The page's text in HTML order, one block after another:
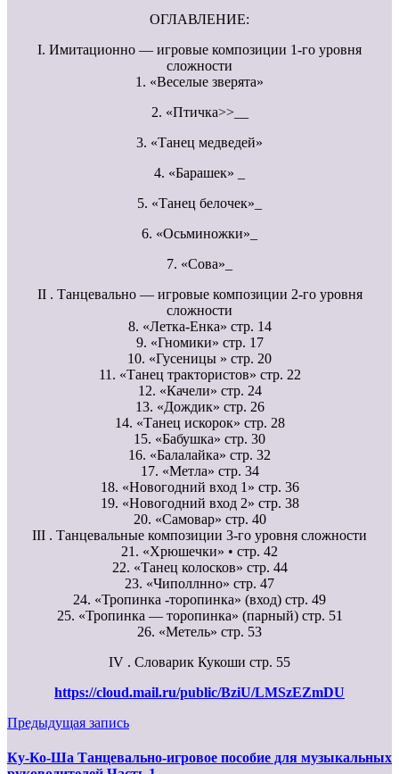
ОГЛАВЛЕНИЕ:
I. Имитационно — игровые композиции 1-го уровня
сложности
1. «Веселые зверята»
2. «Птичка>>__
3. «Танец медведей»
4. «Барашек» _
5. «Танец белочек»_
6. «Осьминожки»_
7. «Сова»_
II . Танцевально — игровые композиции 2-го уровня
сложности
8. «Летка-Енка» стр. 14
9. «Гномики» стр. 17
10. «Гусеницы » стр. 20
11. «Танец трактористов» стр. 22
12. «Качели» стр. 24
13. «Дождик» стр. 26
14. «Танец искорок» стр. 28
15. «Бабушка» стр. 30
16. «Балалайка» стр. 32
17. «Метла» стр. 34
18. «Новогодний вход 1» стр. 36
19. «Новогодний вход 2» стр. 38
20. «Самовар» стр. 40
III . Танцевальные композиции 3-го уровня сложности
21. «Хрюшечки» • стр. 42
22. «Танец колосков» стр. 44
23. «Чиполлнно» стр. 47
24. «Тропинка -торопинка» (вход) стр. 49
25. «Тропинка — торопинка» (парный) стр. 51
26. «Метель» стр. 53
IV . Словарик Кукоши стр. 55
https://cloud.mail.ru/public/BziU/LMSzEZmDU
Предыдущая запись
Ку-Ко-Ша Танцевально-игровое пособие для музыкальных